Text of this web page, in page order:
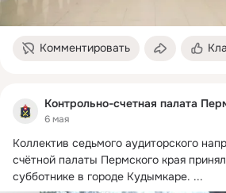
Комментировать
Контрольно-счетная палата
6 мая
Коллектив седьмого аудиторского
счётной палаты Пермского края
субботнике в городе Кудымкаре. ...